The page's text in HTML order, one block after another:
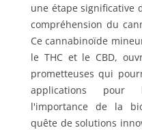
une étape significative
compréhension du
Ce cannabinoïde
le THC et le CBD,
prometteuses qui
applications pour
l'importance de la
quête de solutions